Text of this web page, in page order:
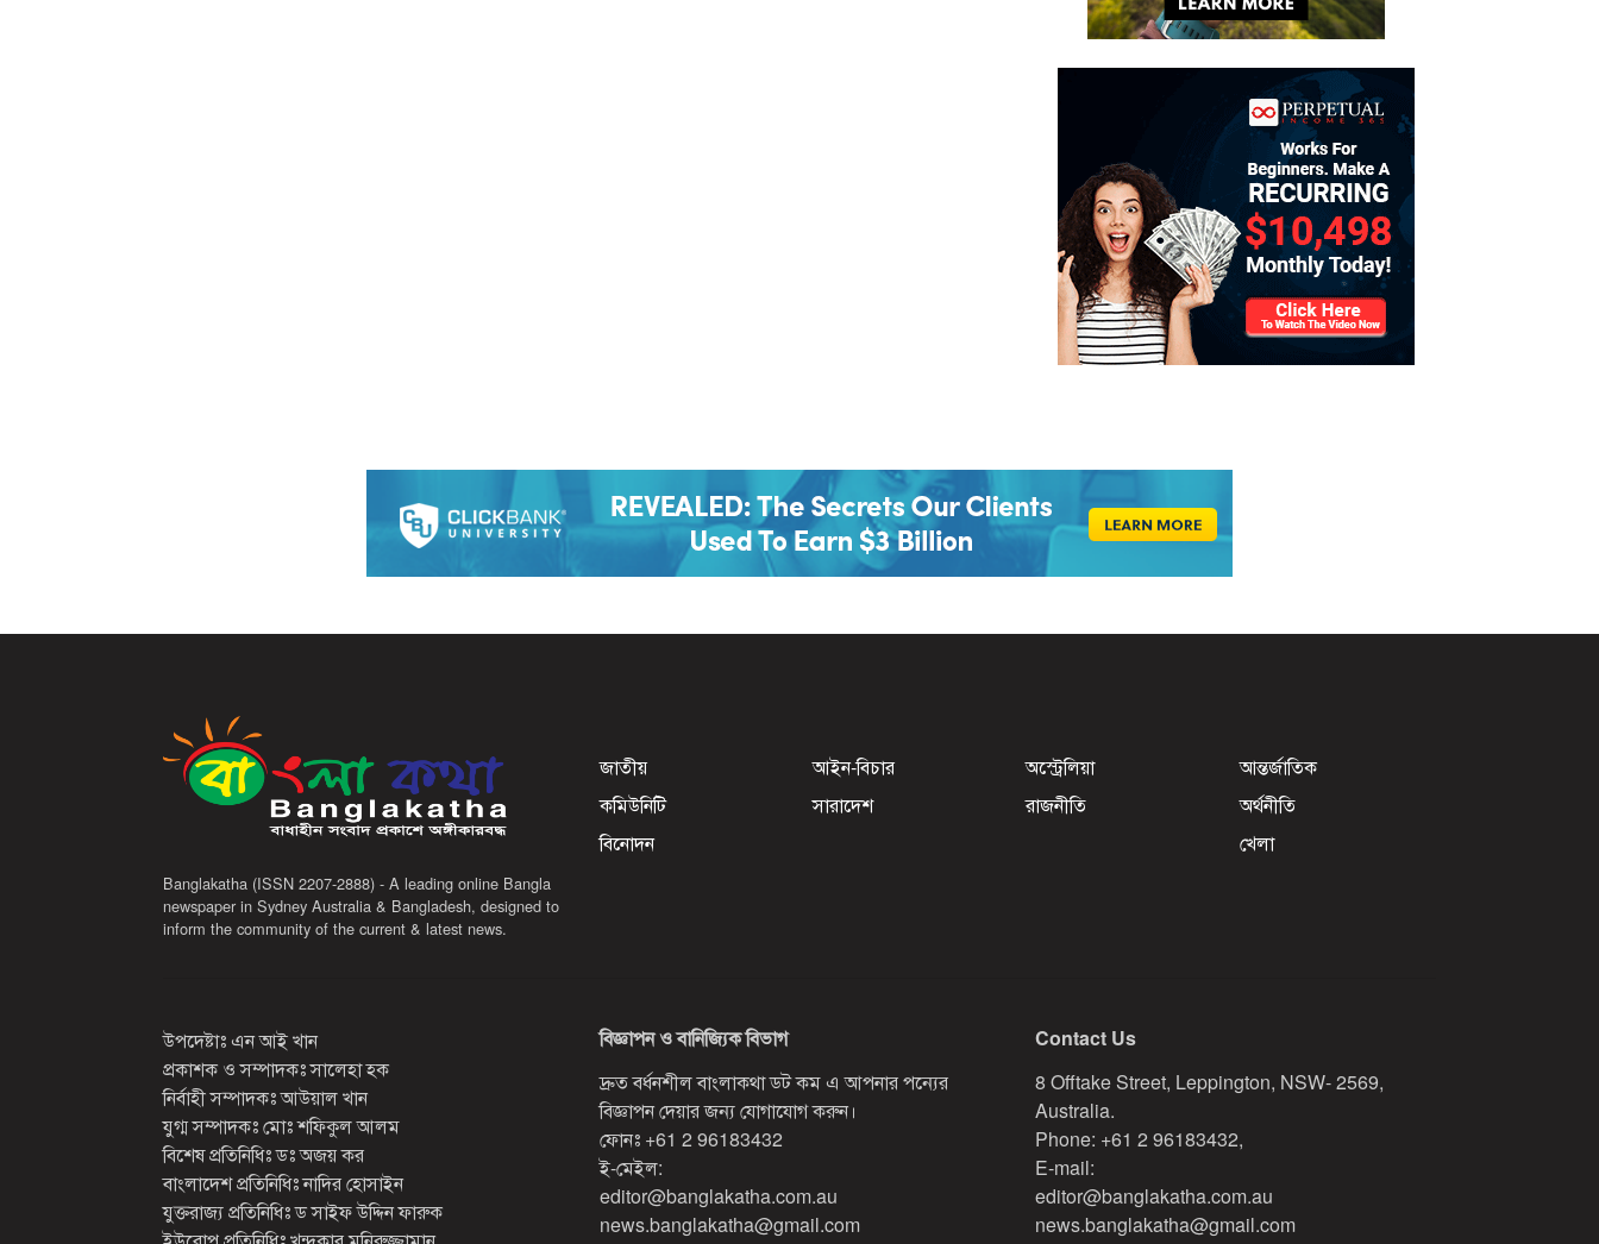
Banglakatha (ISSN 2207-2888) - A leading online Bangla
newspaper in Sydney Australia & Bangladesh, designed to
inform the community of the current & latest news.
জাতীয় আইন-বিচার অস্ট্রেলিয়া
আন্তর্জাতিক
কমিউনিটি
সারাদেশ রাজনীতি
অর্থনীতি
বিনোদন
খেলা
উপদেষ্টাঃ এন আই খান
প্রকাশক ও সম্পাদকঃ সালেহা হক
নির্বাহী সম্পাদকঃ আউয়াল খান
যুগ্ম সম্পাদকঃ মোঃ শফিকুল আলম
বিশেষ প্রতিনিধিঃ ডঃ অজয় কর
বাংলাদেশ প্রতিনিধিঃ নাদির হোসাইন
যুক্তরাজ্য প্রতিনিধিঃ ড সাইফ উদ্দিন ফারুক
বিজ্ঞাপন ও বানিজ্যিক বিভাগ
দ্রুত বর্ধনশীল বাংলাকথা ডট কম এ আপনার পন্যের
বিজ্ঞাপন দেয়ার জন্য যোগাযোগ করুন।
ফোনঃ +61 2 96183432
ই-মেইল:
editor@banglakatha.com.au
news.banglakatha@gmail.com
Contact Us
8 Offtake Street, Leppington, NSW- 2569,
Australia.
Phone: +61 2 96183432,
E-mail:
editor@banglakatha.com.au
news.banglakatha@gmail.com